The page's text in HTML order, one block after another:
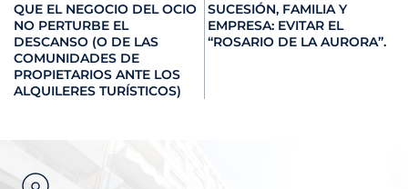
QUE EL NEGOCIO DEL OCIO
NO PERTURBE EL
DESCANSO (O DE LAS
COMUNIDADES DE
PROPIETARIOS ANTE LOS
ALQUILERES TURÍSTICOS)
SUCESIÓN, FAMILIA Y
EMPRESA: EVITAR EL
“ROSARIO DE LA AURORA”.